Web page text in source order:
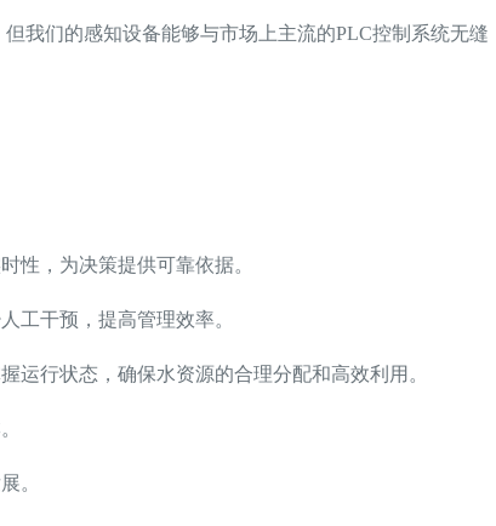
我们的感知设备能够与市场上主流的PLC控制系统无缝
性，为决策提供可靠依据。
工干预，提高管理效率。
运行状态，确保水资源的合理分配和高效利用。
。